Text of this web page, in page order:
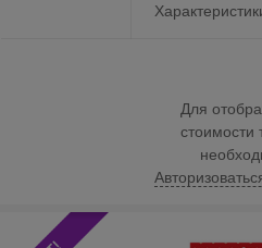
Для
стоимости